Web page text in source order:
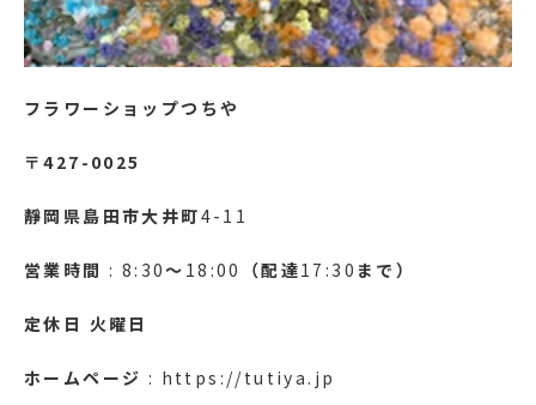
フラワーショップつちや
〒427-0025
靜岡県島田市大井町4-11
営業時間 : 8:30～ 18:00 （配達17:30 まで）
定休日 火曜日
ホームページ : https://tutiya.jp